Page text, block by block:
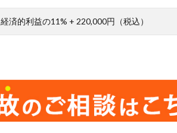
経済的利益の11% + 220,000円（税込）